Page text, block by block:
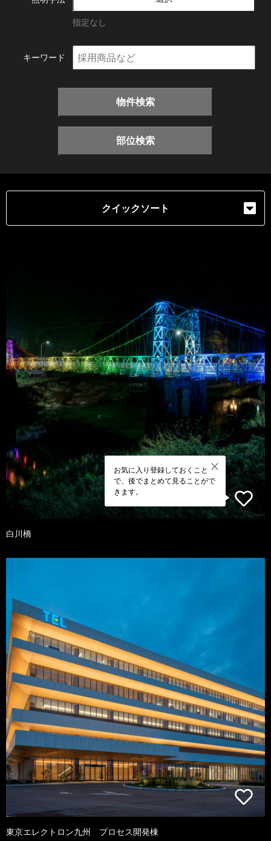
指定なし
キーワード
物件検索
部位検索
クイックソート
お気に入り登録しておくこと
で、後でまとめて見ることがで
きます。
白川橋
東京エレクトロン九州 プロセス開発棟